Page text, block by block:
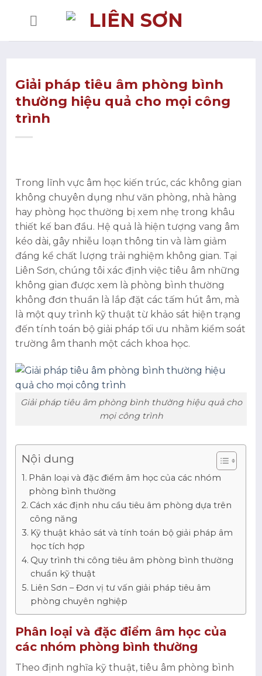
Giải pháp tiêu âm phòng bình
thường hiệu quả cho mọi công
trình
Trong lĩnh vực âm học kiến trúc, các không gian
không chuyên dụng như văn phòng, nhà hàng
hay phòng học thường bị xem nhẹ trong khâu
thiết kế ban đầu. Hệ quả là hiện tượng vang âm
kéo dài, gây nhiễu loạn thông tin và làm giảm
đáng kể chất lượng trải nghiệm không gian. Tại
Liên Sơn, chúng tôi xác định việc tiêu âm những
không gian được xem là phòng bình thường
không đơn thuần là lắp đặt các tấm hút âm, mà
là một quy trình kỹ thuật từ khảo sát hiện trạng
đến tính toán bộ giải pháp tối ưu nhằm kiểm soát
trường âm thanh một cách khoa học.
Giải pháp tiêu âm phòng bình thường hiệu quả cho
mọi công trình
Nội dung
Phân loại và đặc điểm âm học của các nhóm
phòng bình thường
Cách xác định nhu cầu tiêu âm phòng dựa trên
công năng
Kỹ thuật khảo sát và tính toán bộ giải pháp âm
học tích hợp
Quy trình thi công tiêu âm phòng bình thường
chuẩn kỹ thuật
Liên Sơn – Đơn vị tư vấn giải pháp tiêu âm
phòng chuyên nghiệp
Phân loại và đặc điểm âm học của
các nhóm phòng bình thường
Theo định nghĩa kỹ thuật, tiêu âm phòng bình